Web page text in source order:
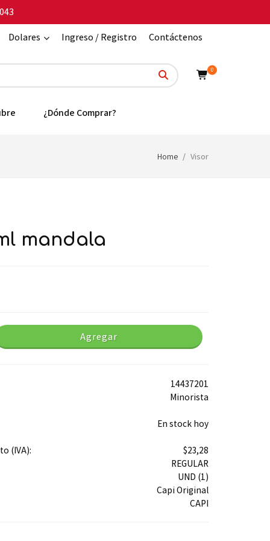
Dolares
Ingreso / Registro Contáctenos
0
¿Dónde Comprar?
Home Visor
mandala
Agregar
14437201
Minorista
En stock hoy
(IVA):
$23,28
REGULAR
UND (1)
Capi Original
CAPI